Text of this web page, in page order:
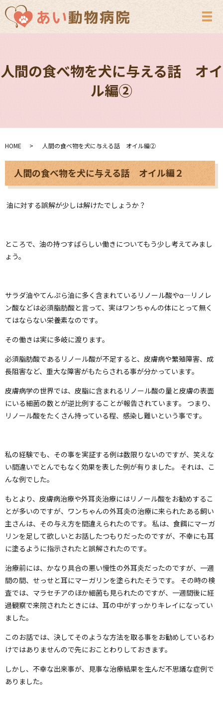
メ
人間の食べ物を犬に与える話 オイ
ル編②
HOME 人間の食べ物を犬に与える話 オイル編②
人間の食べ物を犬に与える話 オイル編２
油に対する誤解が少しは解けたでしょうか？
ところで、油の持つすばらしい働きについてもう少し考えてみまし
ょう。
サラダ油やてんぷら油に多く含まれているリノール酸やα―リノレ
ン酸などは必須脂肪酸と言って、実はワンちゃんの体にとって無く
てはならない栄養素なのです。
その働きは実に多岐に渡ります。
必須脂肪酸であるリノール酸が不足すると、皮膚病や繁殖障害、成
長阻害など、重大な障害がもたらされる事が分かっています。
皮膚病学の世界では、皮脂に含まれるリノール酸の量と皮膚の表面
にいる細菌の数とが逆比例することが報告されています。 つまり、
リノール酸をたくさん持っている程、感染し難いという事です。
私の経験でも、その事を実証する例は数限りないのですが、笑えな
い間違いでとんでもなく効果を表した例が有りました。 それは、こ
んな例でした。
もとより、皮膚病治療や外耳炎治療にはリノール酸をお勧めするこ
とが多いのですが、ワンちゃんの外耳炎の治療に来られたある飼い
主さんは、その与え方を間違えられたのです。 私は、食餌にマーガ
リンを足して欲しいとお話したつもりだったのですが、不幸にも耳
に塗るように指示されたと誤解されたのです。
治療前には、かなり具合の悪い慢性の外耳炎だったのですが、一週
間の間、せっせと耳にマーガリンを塗られたそうです。 その時の検
査では、マラセチアのほか細菌も見られたのですが、一週間後に経
過観察で来院されたときには、耳の中がすっかりキレイになってい
ました。
このお話では、決してそのような方法を取る事をお勧めしているわ
けではありませんので先におことわりしておきます。
しかし、不幸な出来事が、見事な治療結果を生んだ不思議な症例で
ありました。